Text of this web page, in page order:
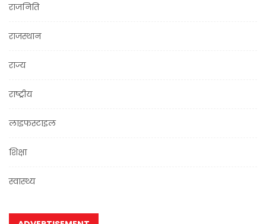
राजनिति
राजस्थान
राज्य
राष्ट्रीय
लाइफस्टाइल
शिक्षा
स्वास्थ्य